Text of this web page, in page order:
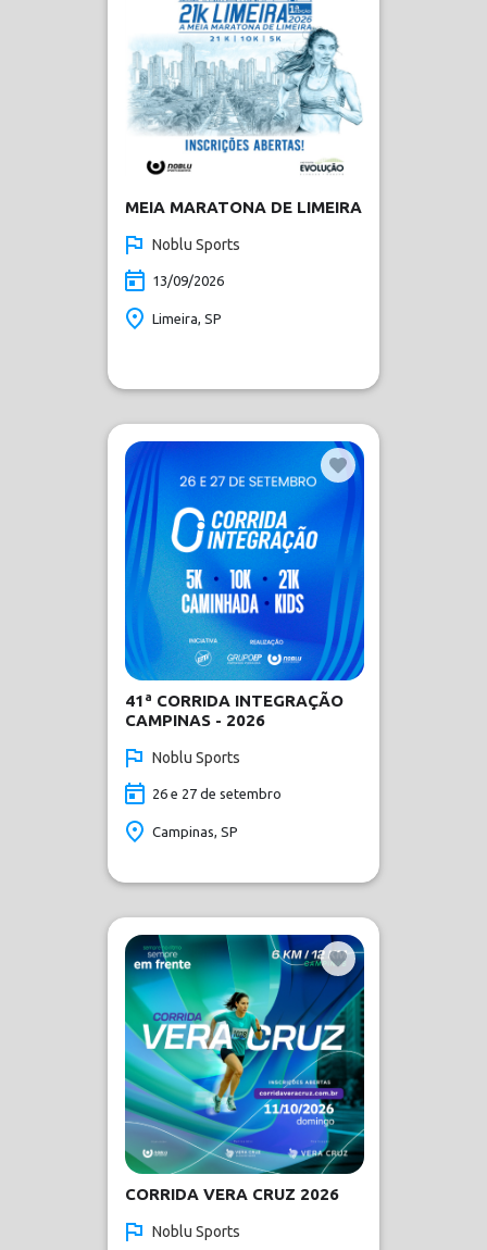
MEIA MARATONA DE LIMEIRA
Noblu Sports
13/09/2026
Limeira, SP
41ª CORRIDA INTEGRAÇÃO
CAMPINAS - 2026
Noblu Sports
26 e 27 de setembro
Campinas, SP
CORRIDA VERA CRUZ 2026
Noblu Sports